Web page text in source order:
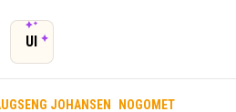
UI
JOHANSEN NOGOMET